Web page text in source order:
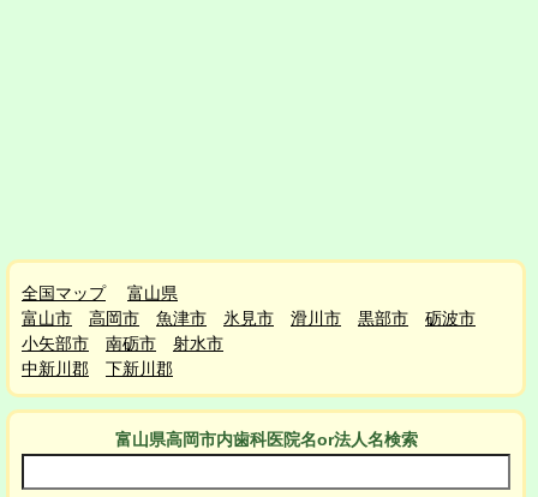
全国マップ
富山県
富山市
高岡市 魚津市 氷見市 滑川市 黒部市
砺波市
小矢部市
南砺市
射水市
中新川郡
下新川郡
富山県高岡市内歯科医院名or法人名検索